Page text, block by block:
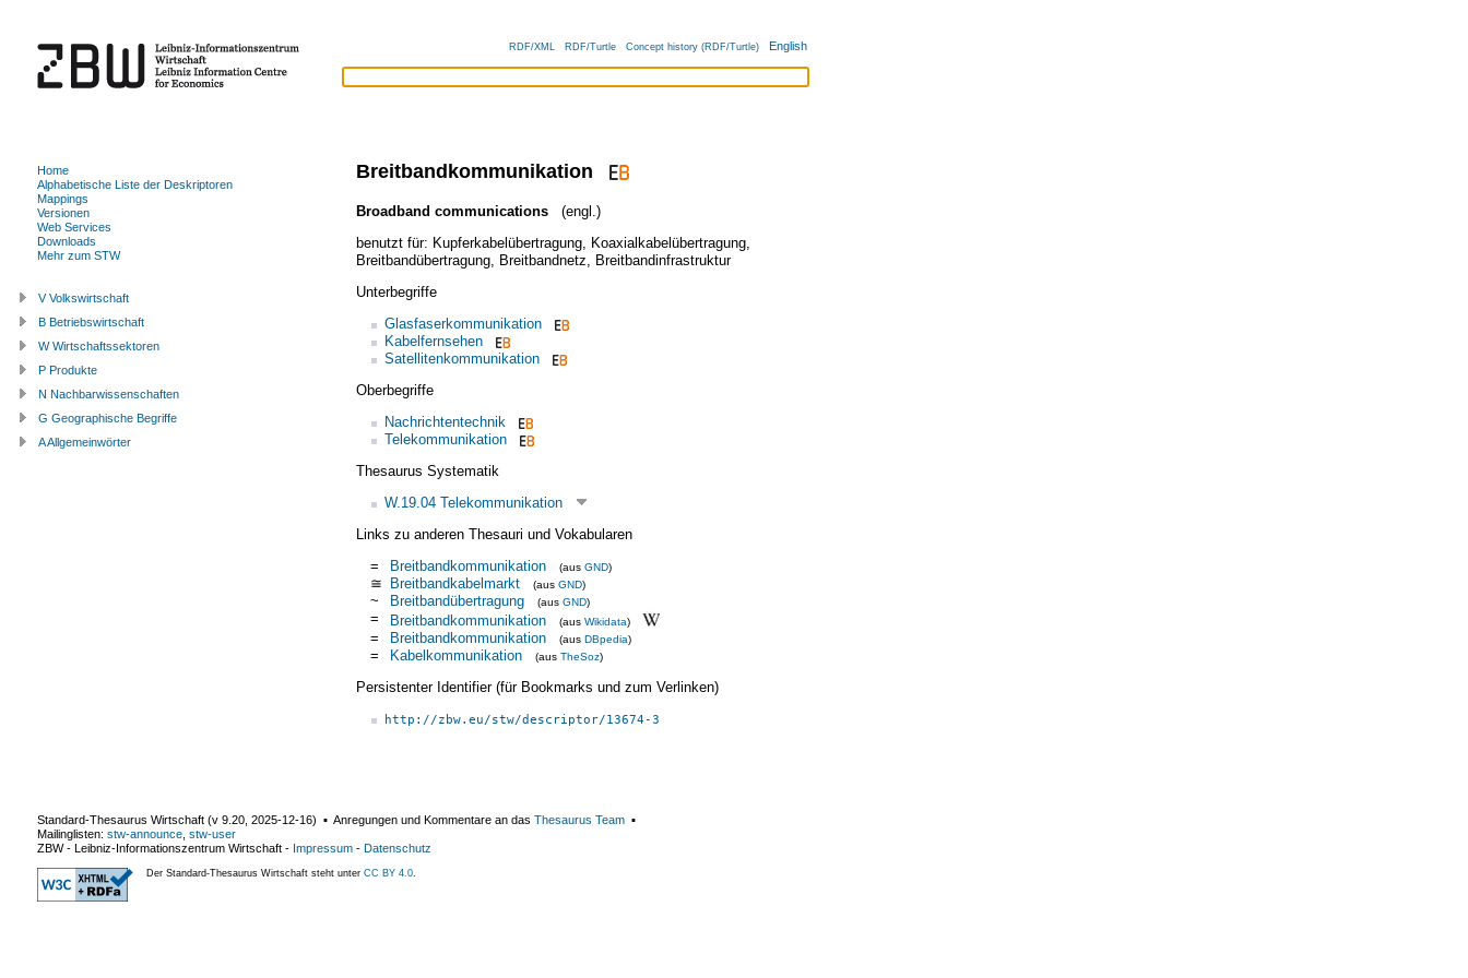
RDF/XML RDF/Turtle Concept history (RDF/Turtle) English
Breitbandkommunikation
Broadband communications
(engl.)
benutzt für: Kupferkabelübertragung, Koaxialkabelübertragung,
Breitbandübertragung, Breitbandnetz
Breitbandinfrastruktur
Unterbegriffe
Glasfaserkommunikation
Kabelfernsehen
Satellitenkommunikation
Oberbegriffe
Nachrichtentechnik
Telekommunikation
Thesaurus Systematik
W.19.04 Telekommunikation
Links zu anderen Thesauri und Vokabularen
=
Breitbandkommunikation (aus GND)
≅ Breitbandkabelmarkt (aus GND)
~ Breitbandübertragung (aus GND)
= Breitbandkommunikation (aus Wikidata)
= Breitbandkommunikation (aus DBpedia)
= Kabelkommunikation (aus TheSoz)
Persistenter Identifier (für Bookmarks und zum Verlinken)
http://zbw.eu/stw/descriptor/13674-3
Home
Alphabetische Liste der Deskriptoren
Mappings
Versionen
Web Services
Downloads
Mehr zum STW
V Volkswirtschaft
B Betriebswirtschaft
W Wirtschaftssektoren
P Produkte
N Nachbarwissenschaften
G Geographische Begriffe
A Allgemeinwörter
Standard-Thesaurus Wirtschaft (v 9.20 2025-12-16) ▪ Anregungen und Kommentare an das Thesaurus Team ▪
Mailinglisten: stw-announce stw-user
ZBW - Leibniz-Informationszentrum Wirtschaft - Impressum - Datenschutz
Der Standard-Thesaurus Wirtschaft steht unter CC BY 4.0